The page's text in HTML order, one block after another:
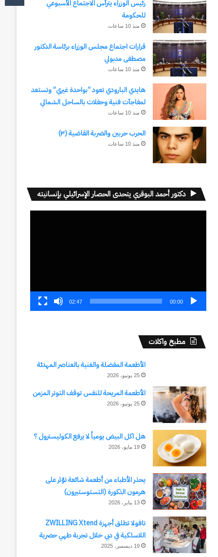
رئيس الوزراء يترأس الاجتماع الأسبوعي
للحكومة
منذ 10 ساعات
قرارات اجتماع مجلس الوزراء برئاسة الدكتور
مصطفى مدبولي
منذ 10 ساعات
هايدي البارودي تعود “بواحدة غيري” وتستعد
لمفاجآت فنية وحفلات بالساحل الشمالي
منذ 10 ساعات
الحرب حربين والضربة القاضية (٣)
منذ 10 ساعات
دكتور أحمد البوقري يتحدى الحصار الإسرائيلي بإنسانيته
00:00
02:47
مطبخ واكلات
الأطعمة المفضلة والغنية بالعناصر المهدئة
25 يونيو، 2026
الأطعمة المريحة للنفس توقف التوتر المزمن
25 يونيو، 2026
هل اكل البيض يومياً لا يرفع الكوليسترول ؟
19 مايو، 2026
يحذر الأطباء من أطعمة شائعة تؤثر على
هرمون الذكورة (التستوستيرون)
13 يناير، 2026
تافولا تطلق أجهزة ZWILLING Xtend
اللاسلكية في دبي خلال تجربة طهي حصرية
19 ديسمبر، 2025